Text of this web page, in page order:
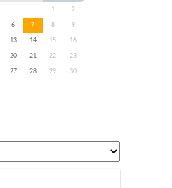
1
2
6 7 8
9
13 14 15
16
20 21 22
23
27 28 29
30